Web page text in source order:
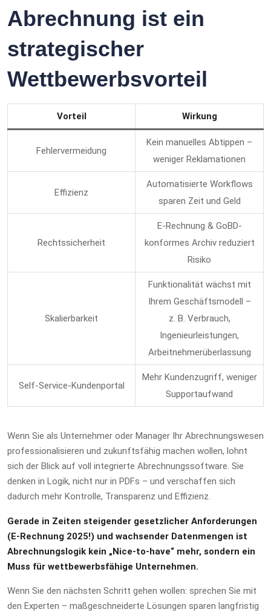
Abrechnung ist ein
strategischer
Wettbewerbsvorteil
Vorteil Wirkung
Fehlervermeidung
Kein manuelles Abtippen –
weniger Reklamationen
Effizienz
Automatisierte Workflows
sparen Zeit und Geld
Rechtssicherheit
E‑Rechnung & GoBD-
konformes Archiv reduziert
Risiko
Skalierbarkeit
Funktionalität wächst mit
Ihrem Geschäftsmodell –
z. B. Verbrauch,
Ingenieurleistungen,
Arbeitnehmerüberlassung
Self-Service-Kundenportal
Mehr Kundenzugriff, weniger
Supportaufwand
Wenn Sie als Unternehmer oder Manager Ihr Abrechnungswesen
professionalisieren und zukunftsfähig machen wollen, lohnt
sich der Blick auf voll integrierte Abrechnungssoftware. Sie
denken in Logik, nicht nur in PDFs – und verschaffen sich
dadurch mehr Kontrolle, Transparenz und Effizienz.
Gerade in Zeiten steigender gesetzlicher Anforderungen
(E‑Rechnung 2025!) und wachsender Datenmengen ist
Abrechnungslogik kein „Nice-to-have“ mehr, sondern ein
Muss für wettbewerbsfähige Unternehmen.
Wenn Sie den nächsten Schritt gehen wollen: sprechen Sie mit
den Experten – maßgeschneiderte Lösungen sparen langfristig